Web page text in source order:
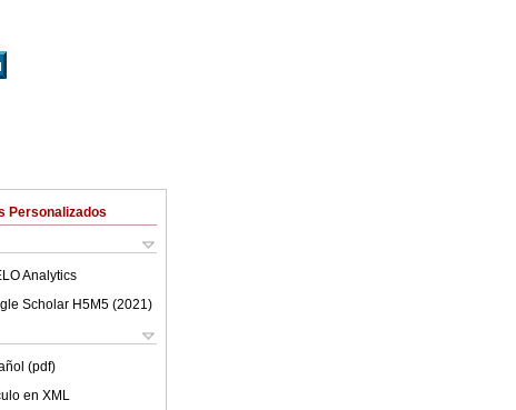
Personalizados
Analytics
Scholar H5M5 (2021 )
(pdf)
en XML